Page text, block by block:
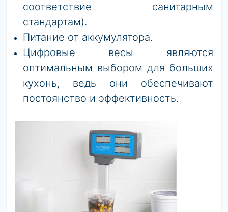
соответствие санитарным
стандартам).
Питание от аккумулятора.
Цифровые весы являются
оптимальным выбором для больших
кухонь, ведь они обеспечивают
постоянство и эффективность.